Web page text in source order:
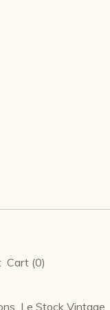
Cart (0)
Le Stock Vintage